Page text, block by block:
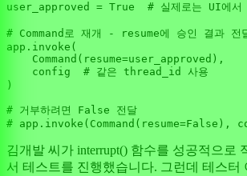
user_approved = True # 실제로는 UI에서
# Command로 재개 - resume에 승인 결과 전
app.invoke(
    Command(resume=user_approved),
    config
# 같은 thread_id 사용
)
# 거부하려면 False 전달
# app.invoke(Command(resume=False),
김개발 씨가 interrupt() 함수를 성공적으로
서 테스트를 진행했습니다. 그런데 테스터